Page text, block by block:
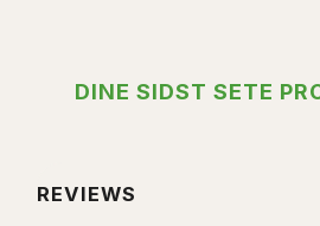
DINE SIDST SETE
REVIEWS